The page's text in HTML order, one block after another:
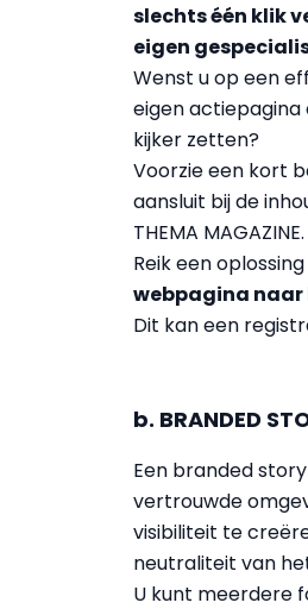
slechts één klik
eigen
Wenst u op een
eigen actiepagina
kijker zetten?
Voorzie een kort
aansluit bij de
THEMA MAGAZINE.
Reik een
webpagina naar
Dit kan een
b. BRANDED
Een branded
vertrouwde
visibiliteit te
neutraliteit van
U kunt meerdere